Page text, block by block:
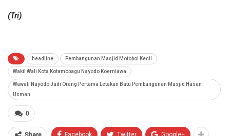
(Tri)
headline Pembangunan Masjid Motoboi Kecil
Wakil Wali Kota Kotamobagu Nayodo Koerniawa
Wawali Nayodo Jadi Orang Pertama Letakan Batu Pembangunan Masjid Hasan
Usman
0
Facebook Twitter Google+